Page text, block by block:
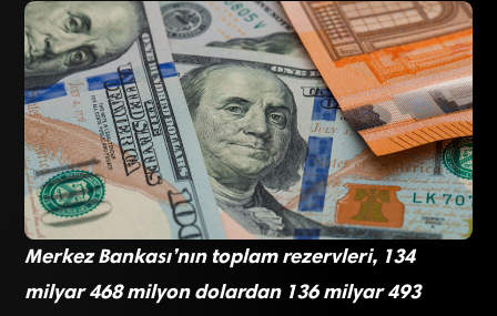
Merkez Bankası’nın toplam rezervleri, 134
milyar 468 milyon dolardan 136 milyar 493